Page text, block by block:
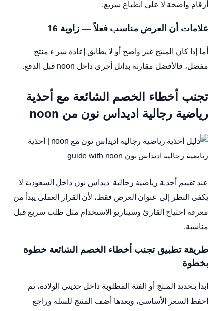
أرقام واضحة لا على انطباع سريع.
علامات أن العرض مناسب فعلاً — زاوية 16
أما إذا كان المنتج غير واضح أو لا يطابق إعادة شراء منتج
مفضل، فالأفضل مقارنة بدائل أخرى داخل noon قبل الدفع.
تجنب أخطاء الخصم الشائعة مع أحذية
رياضية رجالية اديداس نون من noon
عند تقييم أحذية رياضية رجالية اديداس نون داخل السعودية لا
يكفى النظر إلى عنوان العرض فقط، لأن القرار العملى يبدأ من
معرفة احتياج القارئ وسيناريو الاستخدام مثل طلب سريع قبل
مناسبة.
طريقة تطبيق تجنب أخطاء الخصم الشائعة خطوة
بخطوة
ابدأ بتحديد المنتج أو الفئة المطلوبة داخل حديثي الولادة، ثم
احفظ السعر الأساسى، وبعدها أضف المنتج للسلة وراجع